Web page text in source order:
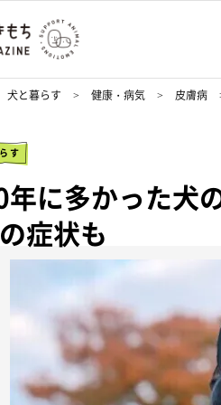
犬と暮らす 健康・病気 皮膚病
す
に多かった犬
症状も